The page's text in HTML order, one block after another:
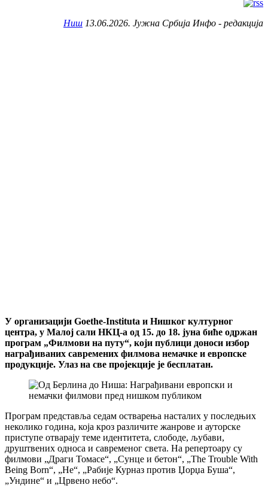
Ниш 13.06.2026. Јужна Србија Инфо - редакција
У организацији Goethe-Instituta и Нишког културног
центра, у Малој сали НКЦ-а од 15. до 18. јуна биће одржан
програм „Филмови на путу“, који публици доноси избор
награђиваних савремених филмова немачке и европске
продукције. Улаз на све пројекције је бесплатан.
Програм представља седам остварења насталих у последњих
неколико година, која кроз различите жанрове и ауторске
приступе отварају теме идентитета, слободе, љубави,
друштвених односа и савременог света. На репертоару су
филмови „Драги Томасе“, „Сунце и бетон“, „The Trouble With
Being Born“, „Не“, „Рабије Курназ против Џорџа Буша“,
„Ундине“ и „Црвено небо“.